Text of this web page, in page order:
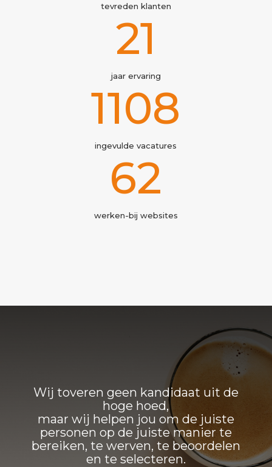
tevreden klanten
25+
jaar ervaring
1289
ingevulde vacatures
73
werken-bij websites
Wij toveren geen kandidaat uit de
hoge hoed,
maar wij helpen jou om de juiste
personen op de juiste manier te
bereiken, te werven, te beoordelen
en te selecteren.